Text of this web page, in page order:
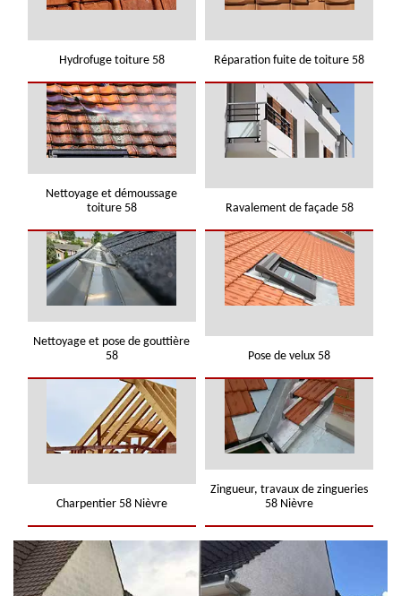
Hydrofuge toiture 58 Réparation fuite de toiture 58
Nettoyage et démoussage
toiture 58
Ravalement de façade 58
Nettoyage et pose de gouttière
58
Pose de velux 58
Charpentier 58 Nièvre
Zingueur, travaux de zingueries
58 Nièvre